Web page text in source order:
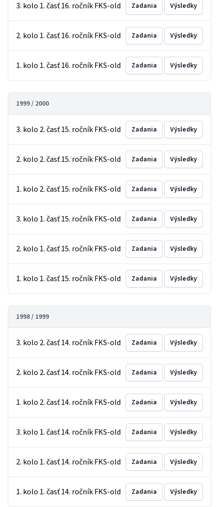
3. kolo 1. časť 16. ročník FKS-old Zadania Výsledky
2. kolo 1. časť 16. ročník FKS-old Zadania Výsledky
1. kolo 1. časť 16. ročník FKS-old Zadania Výsledky
1999 / 2000
3. kolo 2. časť 15. ročník FKS-old Zadania Výsledky
2. kolo 2. časť 15. ročník FKS-old Zadania Výsledky
1. kolo 2. časť 15. ročník FKS-old Zadania Výsledky
3. kolo 1. časť 15. ročník FKS-old Zadania Výsledky
2. kolo 1. časť 15. ročník FKS-old Zadania Výsledky
1. kolo 1. časť 15. ročník FKS-old Zadania Výsledky
1998 / 1999
3. kolo 2. časť 14. ročník FKS-old Zadania Výsledky
2. kolo 2. časť 14. ročník FKS-old Zadania Výsledky
1. kolo 2. časť 14. ročník FKS-old Zadania Výsledky
3. kolo 1. časť 14. ročník FKS-old Zadania Výsledky
2. kolo 1. časť 14. ročník FKS-old Zadania Výsledky
1. kolo 1. časť 14. ročník FKS-old Zadania Výsledky